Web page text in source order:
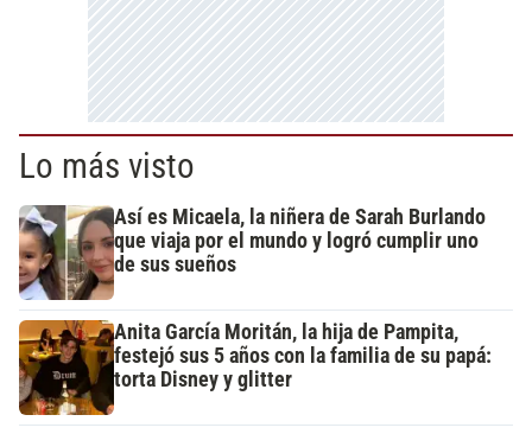
Lo más visto
Así es Micaela, la niñera de Sarah Burlando
que viaja por el mundo y logró cumplir uno
de sus sueños
Anita García Moritán, la hija de Pampita,
festejó sus 5 años con la familia de su papá:
torta Disney y glitter